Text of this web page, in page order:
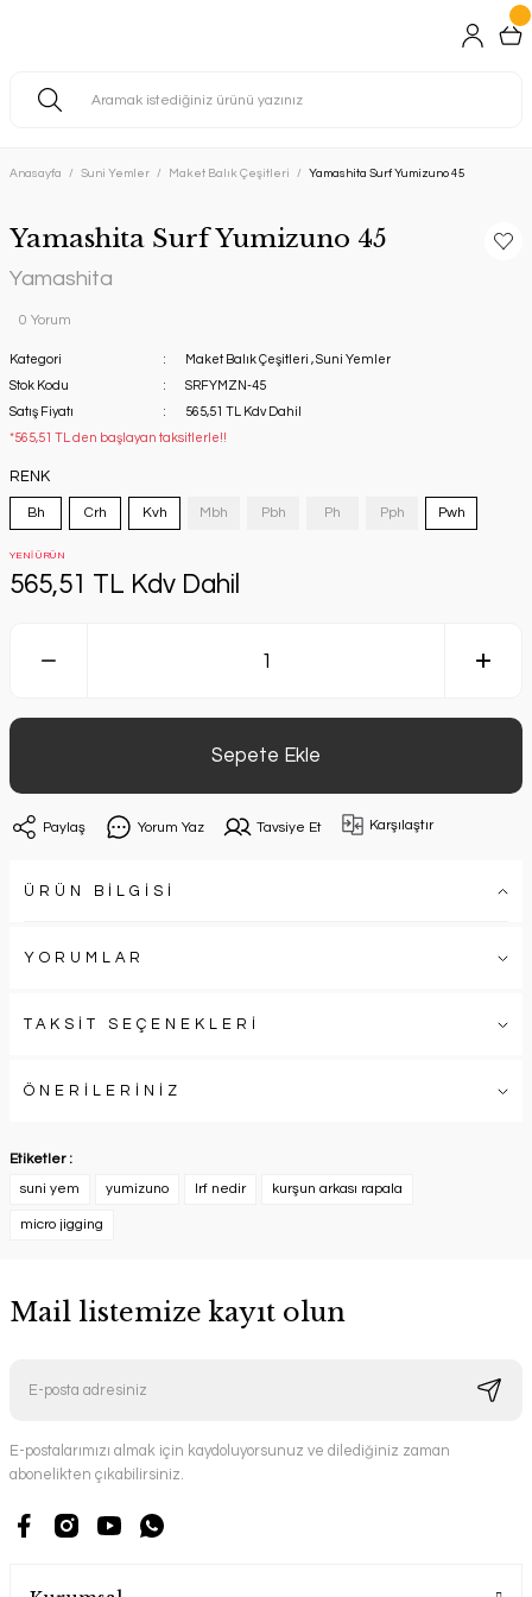
Anasayfa Suni Yemler Maket Balık Çeşitleri Yamashita Surf Yumizuno 45
Yamashita Surf Yumizuno 45
Yamashita
0 Yorum
Kategori Maket Balık Çeşitleri ,Suni Yemler
Stok Kodu
SRFYMZN-45
Satış Fiyatı
565,51 TL Kdv Dahil
*565,51 TL den başlayan taksitlerle!!
RENK
Bh Crh Kvh Mbh Pbh Ph Pph Pwh
YENİ ÜRÜN
565,51 TL Kdv Dahil
Sepete Ekle
Paylaş Yorum Yaz Tavsiye Et Karşılaştır
ÜRÜN BİLGİSİ
YORUMLAR
TAKSİT SEÇENEKLERİ
ÖNERİLERİNİZ
Etiketler :
suni yem
yumizuno lrf nedir kurşun arkası rapala
micro jigging
Mail listemize kayıt olun
E-postalarımızı almak için kaydoluyorsunuz ve dilediğiniz zaman
abonelikten çıkabilirsiniz.